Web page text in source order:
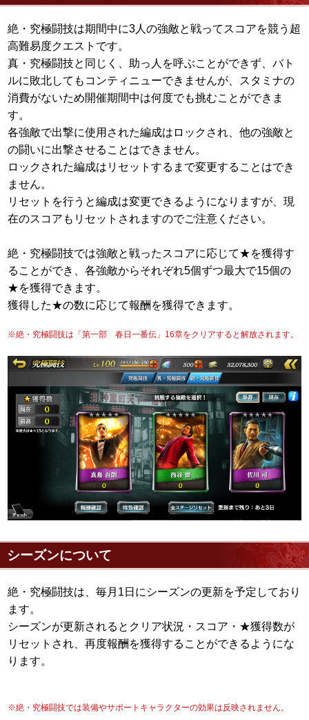
絶・究極闘技は期間中に3人の強敵と戦ってスコアを競う超
高難易度クエストです。
真・究極闘技と同じく、助っ人を呼ぶことができず、バト
ルに敗北してもコンティニューできませんが、スタミナの
消費がないため開催期間中は何度でも挑むことができま
す。
各強敵で出撃に使用された編成はロックされ、他の強敵と
の闘いに出撃させることはできません。
ロックされた編成はリセットするまで変更することはでき
ません。
リセットを行うと編成は変更できるようになりますが、現
在のスコアもリセットされますのでご注意ください。
絶・究極闘技では強敵と戦ったスコアに応じて★を獲得す
ることができ、各強敵からそれぞれ5個ずつ最大で15個の
★を獲得できます。
獲得した★の数に応じて報酬を獲得できます。
※絶・究極闘技は「第一部 春日一番伝」16章をクリアすると解放されます。
シーズンについて
絶・究極闘技は、毎月1日にシーズンの更新を予定しており
ます。
シーズンが更新されるとクリア状況・スコア・★獲得数が
リセットされ、再度報酬を獲得することができるようにな
ります。
※絶・究極闘技では装備やサポートキャラクターの効果は反映されません。